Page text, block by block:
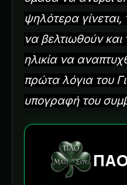
ψηλότερα γίνεται,
να βελτιωθούν και
ηλικία να
πρώτα λόγια του
υπογραφή του